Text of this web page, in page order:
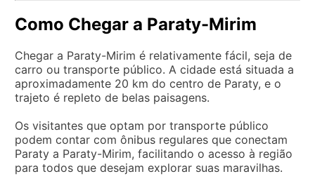
Como Chegar a Paraty-Mirim
Chegar a Paraty-Mirim é relativamente fácil, seja de
carro ou transporte público. A cidade está situada a
aproximadamente 20 km do centro de Paraty, e o
trajeto é repleto de belas paisagens.
Os visitantes que optam por transporte público
podem contar com ônibus regulares que conectam
Paraty a Paraty-Mirim, facilitando o acesso à região
para todos que desejam explorar suas maravilhas.